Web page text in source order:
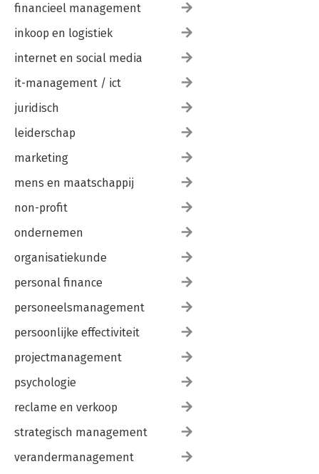
financieel management
inkoop en logistiek
internet en social media
it-management / ict
juridisch
leiderschap
marketing
mens en maatschappij
non-profit
ondernemen
organisatiekunde
personal finance
personeelsmanagement
persoonlijke effectiviteit
projectmanagement
psychologie
reclame en verkoop
strategisch management
verandermanagement